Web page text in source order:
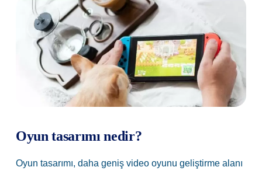
Oyun tasarımı nedir?
Oyun tasarımı, daha geniş video oyunu geliştirme alanı